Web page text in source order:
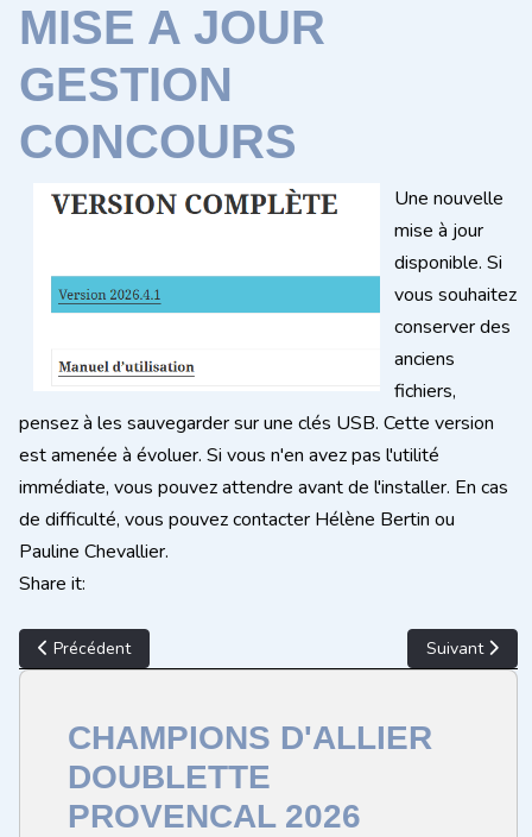
MISE A JOUR
GESTION
CONCOURS
Une nouvelle
mise à jour
disponible. Si
vous souhaitez
conserver des
anciens
fichiers,
pensez à les sauvegarder sur une clés USB. Cette version
est amenée à évoluer. Si vous n'en avez pas l'utilité
immédiate, vous pouvez attendre avant de l'installer. En cas
de difficulté, vous pouvez contacter Hélène Bertin ou
Pauline Chevallier.
Share it:
Article précédent : Concours Montbéton - 18 juin - 11 Aout
Précédent Article
Suivant
CHAMPIONS D'ALLIER
DOUBLETTE
PROVENCAL 2026